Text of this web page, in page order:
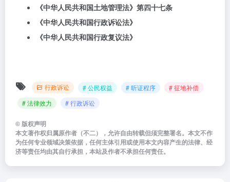
《中华人民共和国土地管理法》第四十七条
《中华人民共和国行政诉讼法》
《中华人民共和国行政复议法》
行政诉讼 # 公民权益 # 听证程序
# 征地补偿
# 法律效力
# 行政诉讼
©版权声明
本文著作权归属原作者（不二），允许自由转载但须完整署名。本文不作
为任何专业领域决策依据，任何主体引用或使用本文内容产生的法律、经
济等责任均由其自行承担，本站及作者不承担任何责任。